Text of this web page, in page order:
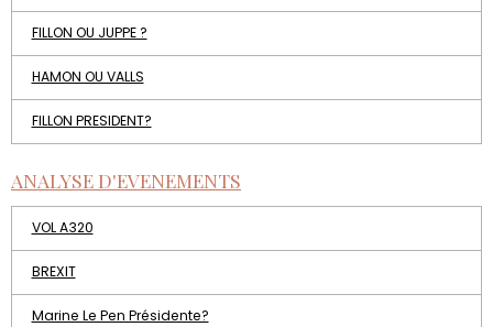
FILLON OU JUPPE ?
HAMON OU VALLS
FILLON PRESIDENT?
ANALYSE D'EVENEMENTS
VOL A320
BREXIT
Marine Le Pen Présidente?